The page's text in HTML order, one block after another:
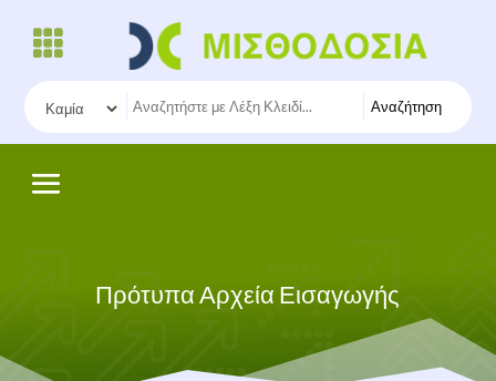
Αναζήτηση
Πρότυπα Αρχεία Εισαγωγής